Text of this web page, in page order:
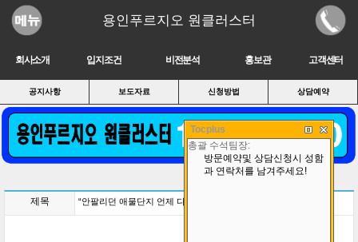
용인푸르지오 원클러스터
회사소개 입지조건 비전분석 홍보관 고객센터
공지사항 보도자료 신청방법 상담예약
제목 “안팔리던 애물단지 언제 다 나갔지?”…수도권 미분양 속속 완판
Tocplus